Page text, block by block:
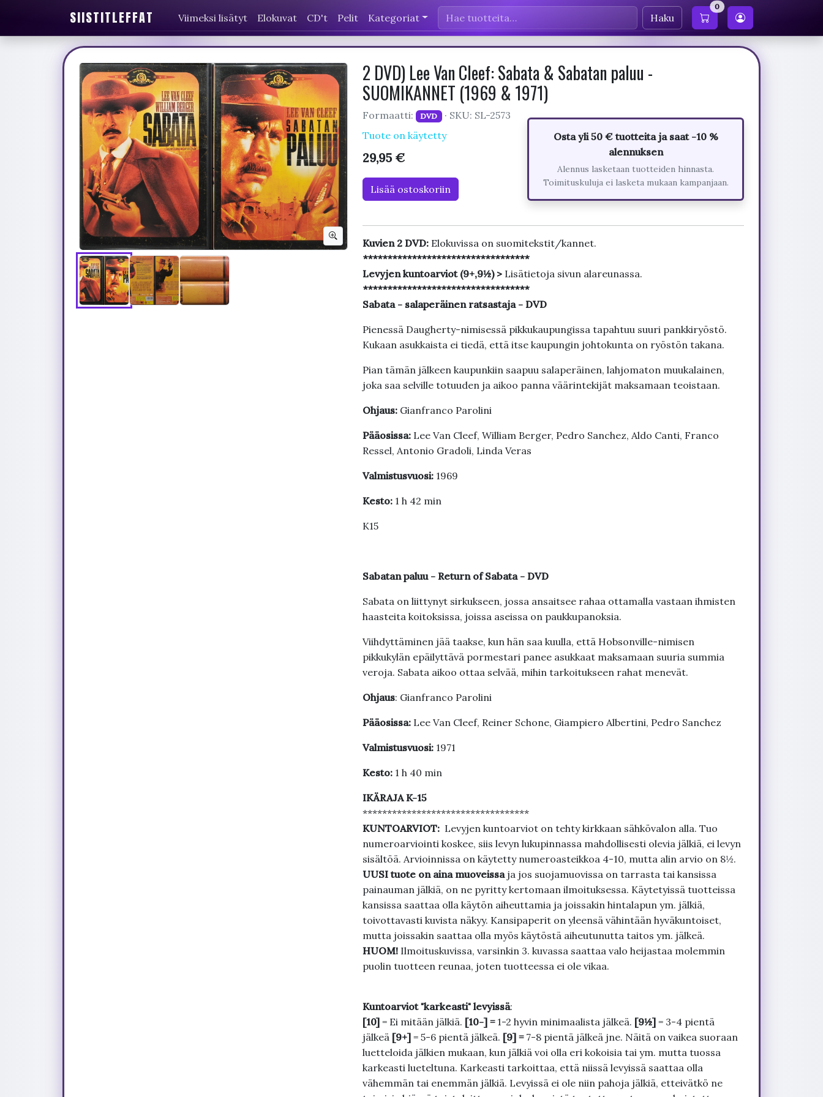
SIISTITLEFFAT Viimeksi lisätyt Elokuvat CD't Pelit Kategoriat Haku
0
2 DVD) Lee Van Cleef: Sabata & Sabatan paluu -
SUOMIKANNET (1969 & 1971)
Formaatti: DVD
· SKU: SL-2573
Tuote on käytetty
29,95 €
Lisää ostoskoriin
Osta yli 50 € tuotteita ja saat -10 %
alennuksen
Alennus lasketaan tuotteiden hinnasta.
Toimituskuluja ei lasketa mukaan kampanjaan.
Kuvien 2 DVD: Elokuvissa on suomitekstit/kannet.
**********************************
Levyjen kuntoarviot (9+,9½) > Lisätietoja sivun alareunassa.
**********************************
Sabata - salaperäinen ratsastaja - DVD
Pienessä Daugherty-nimisessä pikkukaupungissa tapahtuu suuri pankkiryöstö.
Kukaan asukkaista ei tiedä, että itse kaupungin johtokunta on ryöstön takana.
Pian tämän jälkeen kaupunkiin saapuu salaperäinen, lahjomaton muukalainen,
joka saa selville totuuden ja aikoo panna väärintekijät maksamaan teoistaan.
Ohjaus:Gianfranco Parolini
Pääosissa:Lee Van Cleef, William Berger, Pedro Sanchez, Aldo Canti, Franco
Ressel, Antonio Gradoli, Linda Veras
Valmistusvuosi: 1969
Kesto: 1 h 42 min
K15
Sabatan paluu - Return of Sabata - DVD
Sabata on liittynyt sirkukseen, jossa ansaitsee rahaa ottamalla vastaan ihmisten
haasteita koitoksissa, joissa aseissa on paukkupanoksia.
Viihdyttäminen jää taakse, kun hän saa kuulla, että Hobsonville-nimisen
pikkukylän epäilyttävä pormestari panee asukkaat maksamaan suuria summia
veroja. Sabata aikoo ottaa selvää, mihin tarkoitukseen rahat menevät.
Ohjaus: Gianfranco Parolini
Pääosissa:Lee Van Cleef, Reiner Schone, Giampiero Albertini, Pedro Sanchez
Valmistusvuosi:1971
Kesto:1 h 40 min
IKÄRAJA K-15
**********************************
KUNTOARVIOT: Levyjen kuntoarviot on tehty kirkkaan sähkövalon alla. Tuo
numeroarviointi koskee, siis levyn lukupinnassa mahdollisesti olevia jälkiä, ei levyn
sisältöä. Arvioinnissa on käytetty numeroasteikkoa 4-10, mutta alin arvio on 8½.
UUSI tuote on aina muoveissa ja jos suojamuovissa on tarrasta tai kansissa
painauman jälkiä, on ne pyritty kertomaan ilmoituksessa. Käytetyissä tuotteissa
kansissa saattaa olla käytön aiheuttamia ja joissakin hintalapun ym. jälkiä,
toivottavasti kuvista näkyy. Kansipaperit on yleensä vähintään hyväkuntoiset,
mutta joissakin saattaa olla myös käytöstä aiheutunutta taitos ym. jälkeä.
HUOM!Ilmoituskuvissa, varsinkin 3. kuvassa saattaa valo heijastaa molemmin
puolin tuotteen reunaa, joten tuotteessa ei ole vikaa.
Kuntoarviot "karkeasti" levyissä:
[10]= Ei mitään jälkiä. [10-] = 1-2 hyvin minimaalista jälkeä. [9½]= 3-4 pientä
jälkeä [9+]= 5-6 pientä jälkeä. [9] = 7-8 pientä jälkeä jne. Näitä on vaikea suoraan
luetteloida jälkien mukaan, kun jälkiä voi olla eri kokoisia tai ym. mutta tuossa
karkeasti lueteltuna. Karkeasti tarkoittaa, että niissä levyissä saattaa olla
vähemmän tai enemmän jälkiä. Levyissä ei ole niin pahoja jälkiä, etteivätkö ne